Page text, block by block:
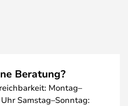
Beratung?
Montag–
Samstag–Sonntag: